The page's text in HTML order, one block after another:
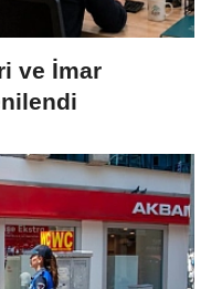
ve İmar